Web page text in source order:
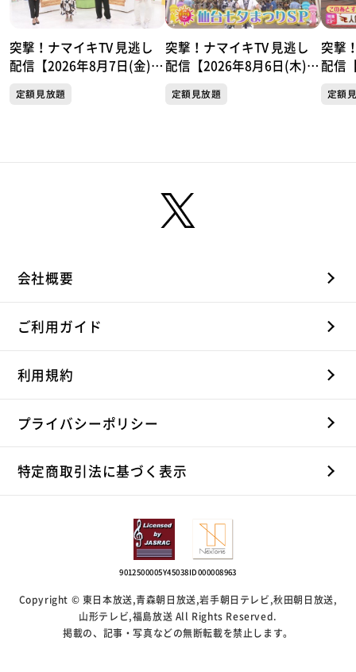
突撃！ナマイキTV 見逃し
配信【2026年8月7日(金)放
定額見放題
突撃！ナマイキTV 見逃し
配信【2026年8月6日(木)放
定額見放題
突撃
配信
定額
会社概要
ご利用ガイド
利用規約
プライバシーポリシー
特定商取引法に基づく表示
9012500005Y45038 ID000008963
Copyright © 東日本放送,青森朝日放送,岩手朝日テレビ,秋田朝日放送,
山形テレビ,福島放送 All Rights Reserved.
掲載の、記事・写真などの無断転載を禁止します。